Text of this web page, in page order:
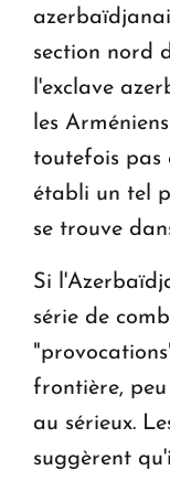
section nord
l'exclave
les
toutefois pas
établi un tel
se trouve
Si
série de
frontière,
au sérieux.
suggèrent